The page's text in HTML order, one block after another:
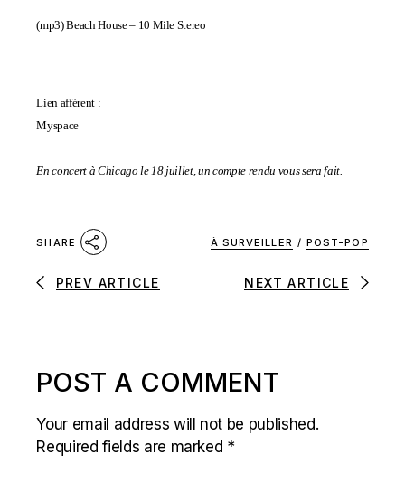
(mp3)Beach House – 10 Mile Stereo
Lien afférent :
Myspace
En concert à Chicago le 18 juillet, un compte rendu vous sera fait.
SHARE À SURVEILLER / POST-POP
PREV ARTICLE NEXT ARTICLE
POST A COMMENT
Your email address will not be published.
Required fields are marked *